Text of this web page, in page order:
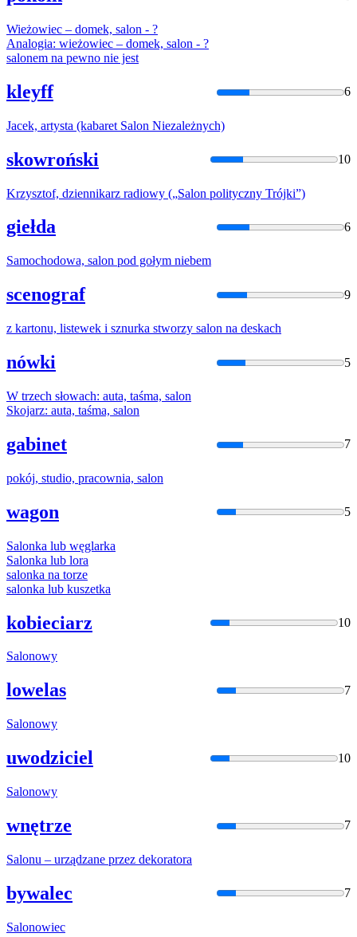
Wieżowiec – domek, salon - ?
Analogia: wieżowiec – domek, salon - ?
salonem na pewno nie jest
kleyff 6
Jacek, artysta (kabaret Salon Niezależnych)
skowroński 10
Krzysztof, dziennikarz radiowy („Salon polityczny Trójki”)
giełda 6
Samochodowa, salon pod gołym niebem
scenograf 9
z kartonu, listewek i sznurka stworzy salon na deskach
nówki 5
W trzech słowach: auta, taśma, salon
Skojarz: auta, taśma, salon
gabinet 7
pokój, studio, pracownia, salon
wagon 5
Salonka lub węglarka
Salonka lub lora
salonka na torze
salonka lub kuszetka
kobieciarz 10
Salonowy
lowelas 7
Salonowy
uwodziciel 10
Salonowy
wnętrze 7
Salonu – urządzane przez dekoratora
bywalec 7
Salonowiec